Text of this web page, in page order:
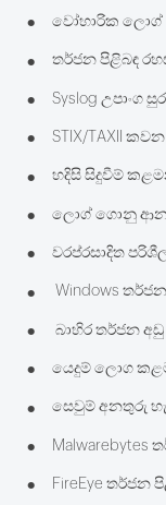
• වෝහාරික ලොග්
• තර්ජන පිළිබඳ
• Syslog උපාංග
• STIX/TAXII
• හදිසි සිදුවීම්
• ලොග් ගොනු
• වරප්රසාදිත
• Windows
• බාහිර තර්ජන
• යෙදුම් ලොග
• සෙවුම් අනතුරු
• Malwarebytes
• FireEye තර්ජන